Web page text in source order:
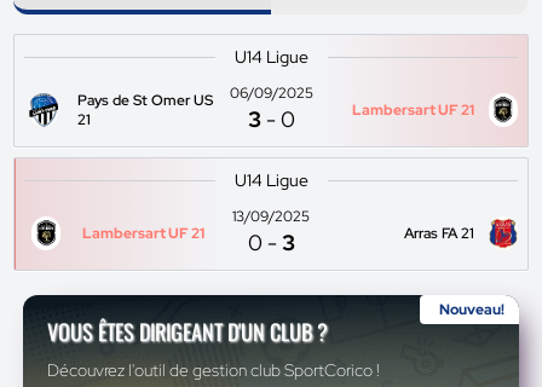
U14 Ligue
Pays de St Omer US
21
06/09/2025
3 -0 Lambersart UF 21
U14 Ligue
Lambersart UF 21
13/09/2025
0 -3 Arras FA 21
Nouveau!
VOUS ÊTES DIRIGEANT D'UN CLUB ?
Découvrez l'outil de gestion club SportCorico !